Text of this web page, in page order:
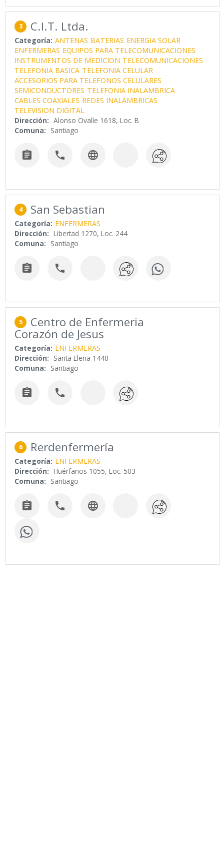
3 C.I.T. Ltda.
Categoría: ANTENAS BATERIAS ENERGIA SOLAR
ENFERMERAS EQUIPOS PARA TELECOMUNICACIONES
INSTRUMENTOS DE MEDICION TELECOMUNICACIONES
TELEFONIA BASICA TELEFONIA CELULAR
ACCESORIOS PARA TELEFONOS CELULARES
SEMICONDUCTORES TELEFONIA INALAMBRICA
CABLES COAXIALES REDES INALAMBRICAS
TELEVISION DIGITAL
Dirección: Alonso Ovalle 1618, Loc. B
Comuna: Santiago
  
4 San Sebastian
Categoría: ENFERMERAS
Dirección: Libertad 1270, Loc. 244
Comuna: Santiago
 
5 Centro de Enfermeria
Corazón de Jesus
Categoría: ENFERMERAS
Dirección: Santa Elena 1440
Comuna: Santiago
 
6 Rerdenfermería
Categoría: ENFERMERAS
Dirección: Huérfanos 1055, Loc. 503
Comuna: Santiago
  